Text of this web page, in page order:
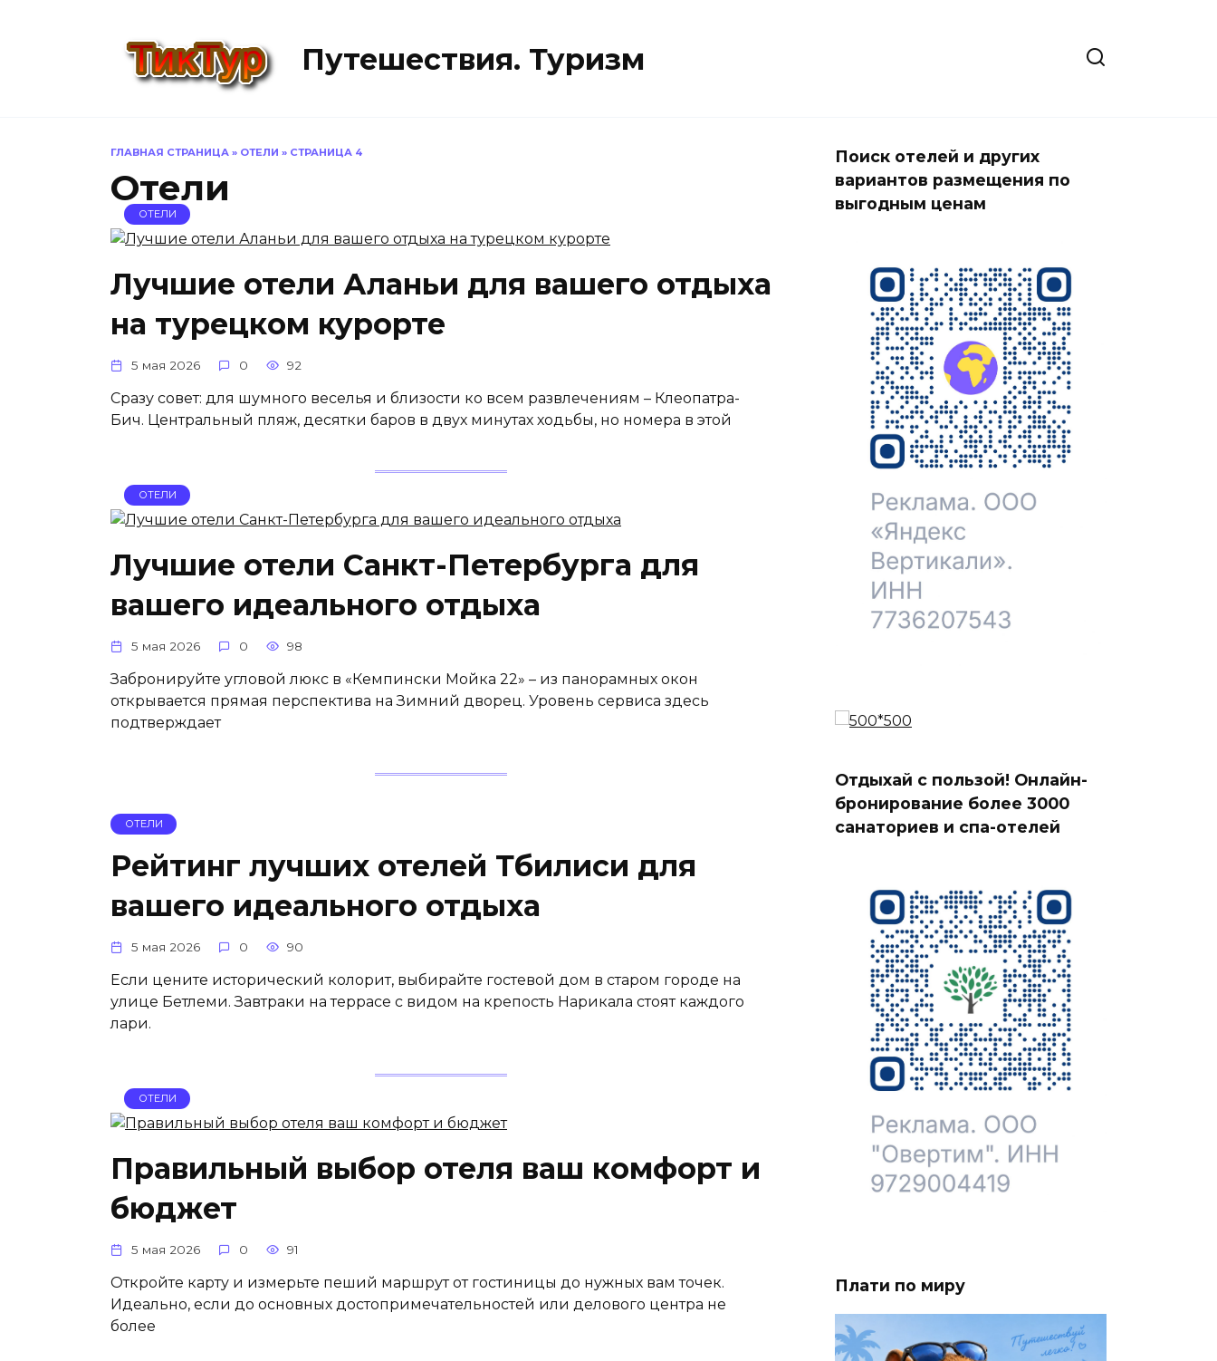
Путешествия. Туризм
ГЛАВНАЯ СТРАНИЦА » ОТЕЛИ » СТРАНИЦА 4
Отели
ОТЕЛИ
Лучшие отели Аланьи для вашего отдыха
на турецком курорте
5 мая 2026 0 92
Сразу совет: для шумного веселья и близости ко всем развлечениям – Клеопатра-
Бич. Центральный пляж, десятки баров в двух минутах ходьбы, но номера в этой
ОТЕЛИ
Лучшие отели Санкт-Петербурга для
вашего идеального отдыха
5 мая 2026 0 98
Забронируйте угловой люкс в «Кемпински Мойка 22» – из панорамных окон
открывается прямая перспектива на Зимний дворец. Уровень сервиса здесь
подтверждает
ОТЕЛИ
Рейтинг лучших отелей Тбилиси для
вашего идеального отдыха
5 мая 2026 0 90
Если цените исторический колорит, выбирайте гостевой дом в старом городе на
улице Бетлеми. Завтраки на террасе с видом на крепость Нарикала стоят каждого
лари.
ОТЕЛИ
Правильный выбор отеля ваш комфорт и
бюджет
5 мая 2026 0 91
Откройте карту и измерьте пеший маршрут от гостиницы до нужных вам точек.
Идеально, если до основных достопримечательностей или делового центра не
более
Поиск отелей и других
вариантов размещения по
выгодным ценам
Отдыхай с пользой! Онлайн-
бронирование более 3000
санаториев и спа-отелей
Плати по миру